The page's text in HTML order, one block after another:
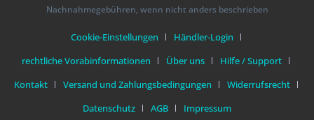
Nachnahmegebühren, wenn nicht anders beschrieben
Cookie-Einstellungen
Händler-Login
rechtliche Vorabinformationen
Über uns
Hilfe / Support
Kontakt
Versand und Zahlungsbedingungen
Widerrufsrecht
Datenschutz
AGB Impressum